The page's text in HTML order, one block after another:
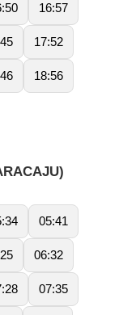
16:57
17:52
18:56
05:41
06:32
07:35